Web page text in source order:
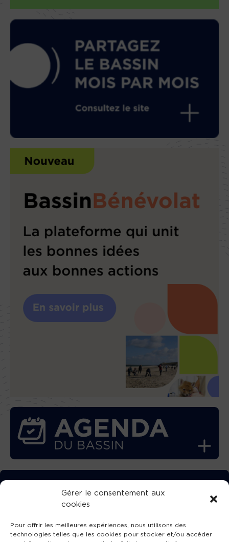
Gérer le consentement aux
cookies
Pour offrir les meilleures expériences, nous utilisons des
technologies telles que les cookies pour stocker et/ou accéder
TÉLÉCHARGEZ GRATUITEMENT
L’APPLICATION TVBA !